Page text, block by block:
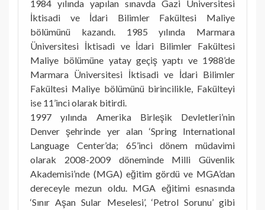
1984 yılında yapılan sınavda Gazi Üniversitesi
İktisadi ve İdari Bilimler Fakültesi Maliye
bölümünü kazandı. 1985 yılında Marmara
Üniversitesi İktisadi ve İdari Bilimler Fakültesi
Maliye bölümüne yatay geçiş yaptı ve 1988’de
Marmara Üniversitesi İktisadi ve İdari Bilimler
Fakültesi Maliye bölümünü birincilikle, Fakülteyi
ise 11’inci olarak bitirdi.
1997 yılında Amerika Birleşik Devletleri’nin
Denver şehrinde yer alan ‘Spring International
Language Center’da; 65’inci dönem müdavimi
olarak 2008-2009 döneminde Milli Güvenlik
Akademisi’nde (MGA) eğitim gördü ve MGA’dan
dereceyle mezun oldu. MGA eğitimi esnasında
‘Sınır Aşan Sular Meselesi’, ‘Petrol Sorunu’ gibi